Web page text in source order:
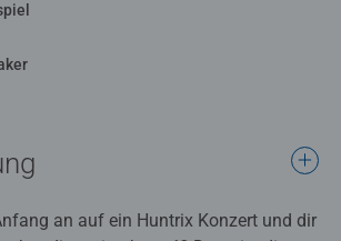
an auf ein Huntrix Konzert und dir